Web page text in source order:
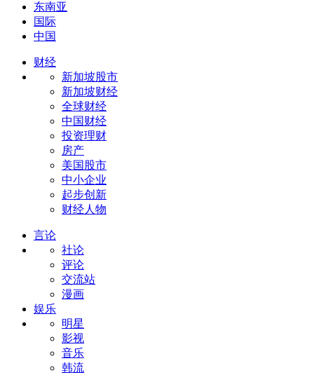
东南亚
国际
中国
财经
新加坡股市
新加坡财经
全球财经
中国财经
投资理财
房产
美国股市
中小企业
起步创新
财经人物
言论
社论
评论
交流站
漫画
娱乐
明星
影视
音乐
韩流